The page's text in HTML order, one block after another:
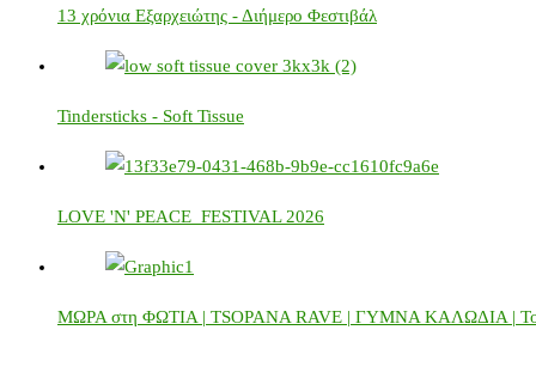
13 χρόνια Εξαρχειώτης - Διήμερο Φεστιβάλ
Tindersticks - Soft Tissue
LOVE 'N' PEACE FESTIVAL 2026
ΜΩΡΑ στη ΦΩΤΙΑ | TSOPANA RAVE | ΓΥΜΝΑ ΚΑΛΩΔΙΑ |